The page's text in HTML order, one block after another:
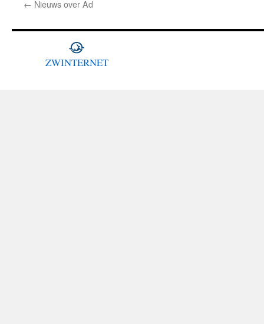
← Nieuws over Ad
ZWINTERNET